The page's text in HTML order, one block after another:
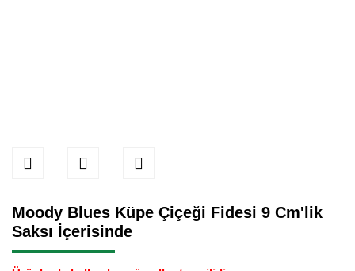
Moody Blues Küpe Çiçeği Fidesi 9 Cm'lik
Saksı İçerisinde